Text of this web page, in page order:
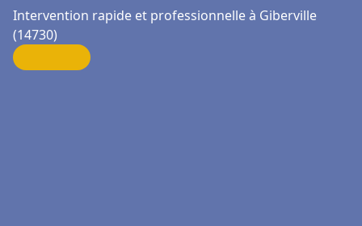
Intervention rapide et professionnelle à Giberville
(14730)